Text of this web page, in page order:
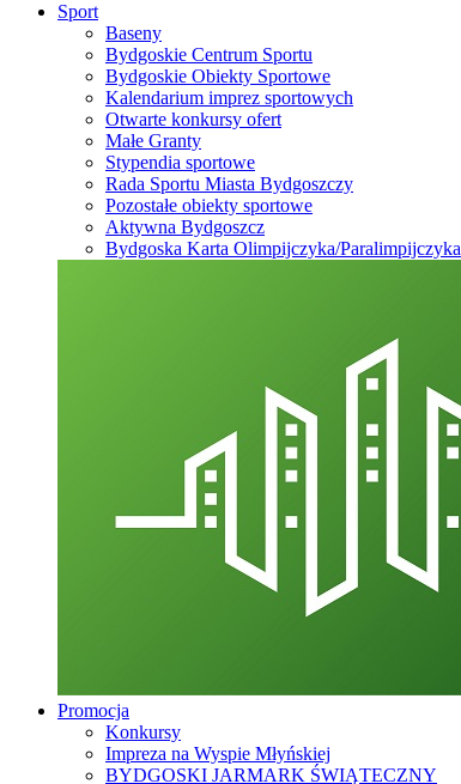
Sport
Baseny
Bydgoskie Centrum Sportu
Bydgoskie Obiekty Sportowe
Kalendarium imprez sportowych
Otwarte konkursy ofert
Małe Granty
Stypendia sportowe
Rada Sportu Miasta Bydgoszczy
Pozostałe obiekty sportowe
Aktywna Bydgoszcz
Bydgoska Karta Olimpijczyka/Paralimpijczyka
Promocja
Konkursy
Impreza na Wyspie Młyńskiej
BYDGOSKI JARMARK ŚWIĄTECZNY